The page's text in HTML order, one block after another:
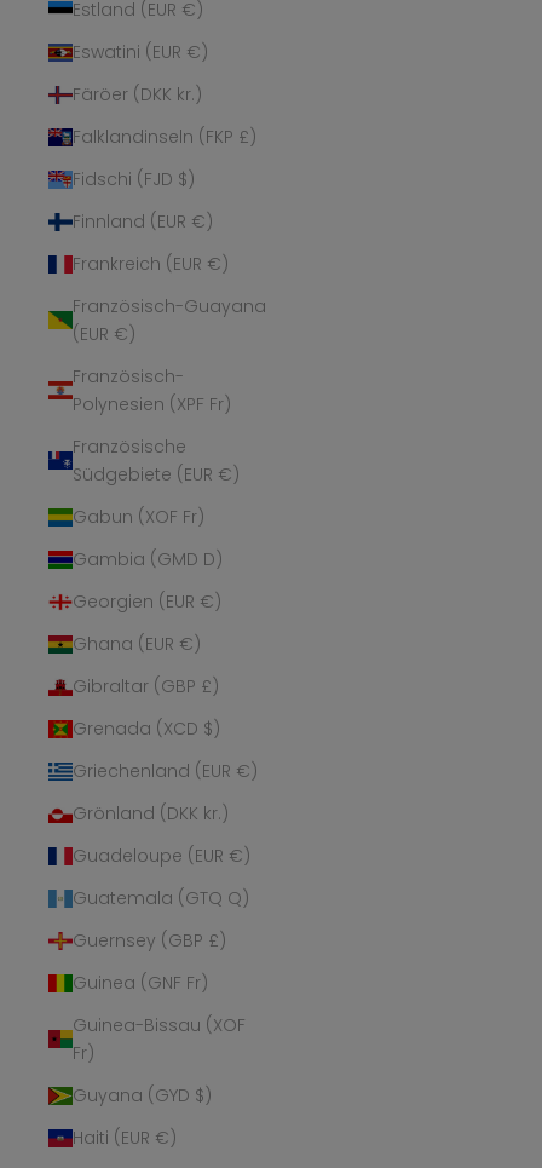
Estland (EUR €)
Eswatini (EUR €)
Färöer (DKK kr.)
Falklandinseln (FKP £)
Fidschi (FJD $)
Finnland (EUR €)
Frankreich (EUR €)
Französisch-Guayana
(EUR €)
Französisch-
Polynesien (XPF Fr)
Französische
Südgebiete (EUR €)
Gabun (XOF Fr)
Gambia (GMD D)
Georgien (EUR €)
Ghana (EUR €)
Gibraltar (GBP £)
Grenada (XCD $)
Griechenland (EUR €)
Grönland (DKK kr.)
Guadeloupe (EUR €)
Guatemala (GTQ Q)
Guernsey (GBP £)
Guinea (GNF Fr)
Guinea-Bissau (XOF
Fr)
Guyana (GYD $)
Haiti (EUR €)